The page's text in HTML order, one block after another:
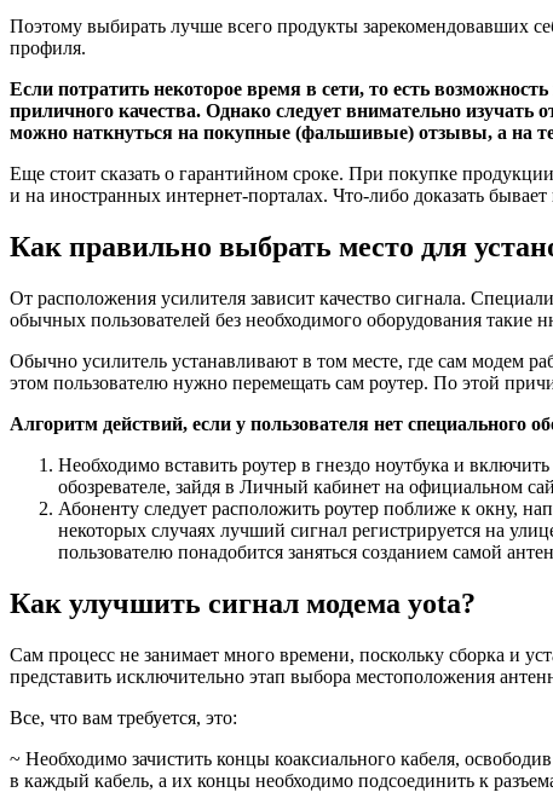
Поэтому выбирать лучше всего продукты зарекомендовавших
профиля.
Если потратить некоторое время в сети, то есть
приличного качества. Однако следует внимательно
можно наткнуться на покупные (фальшивые) отзывы, а на
Еще стоит сказать о гарантийном сроке. При покупке
и на иностранных интернет-порталах. Что-либо доказать
Как правильно выбрать место для
От расположения усилителя зависит качество сигнала.
обычных пользователей без необходимого оборудования
Обычно усилитель устанавливают в том месте, где сам модем
этом пользователю нужно перемещать сам роутер. По этой
Алгоритм действий, если у пользователя нет специального
Необходимо вставить роутер в гнездо ноутбука и
обозревателе, зайдя в Личный кабинет на официальном
Абоненту следует расположить роутер поближе к окну,
некоторых случаях лучший сигнал регистрируется на
пользователю понадобится заняться созданием самой
Как улучшить сигнал модема yota?
Сам процесс не занимает много времени, поскольку сборка и
представить исключительно этап выбора местоположения
Все, что вам требуется, это:
~ Необходимо зачистить концы коаксиального кабеля,
в каждый кабель, а их концы необходимо подсоединить к